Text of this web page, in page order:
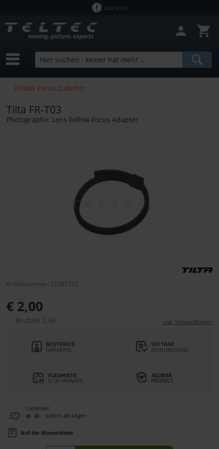
B2B SHOP
Follow Focus Zubehör
Tilta FR-T03
Photographic Lens Follow Focus Adapter
Artikelnummer: 12281723
€ 2,00
Brutto:€ 2,38 zzgl. Versandkosten
Lieferzeit:
sofort ab Lager
Auf die Wunschliste